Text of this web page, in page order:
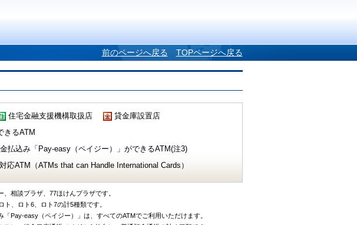
前のページへ戻る TOPページへ戻る
住宅金融支援機構取扱店
貸金庫設置店
きるATM
払込み「Pay-easy（ペイジー）」ができるATM(注3)
応ATM（ATMs that can Handle International Cards）
相談プラザ、77ほけんプラザです。
、ロト6、ロト7の計5種類です。
Pay-easy（ペイジー）」は、すべてのATMでご利用いただけます。